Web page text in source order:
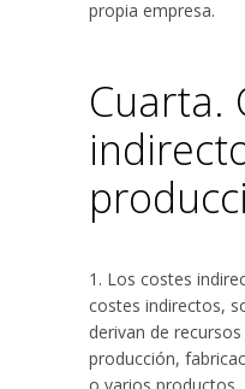
propia empresa.
Cuarta.
1. Los costes
costes indirectos,
derivan de
producción,